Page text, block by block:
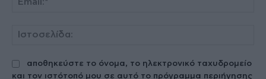
αποθηκεύστε το όνομα, το ηλεκτρονικό ταχυδρομείο
και τον ιστότοπό μου σε αυτό το πρόγραμμα περιήγησης